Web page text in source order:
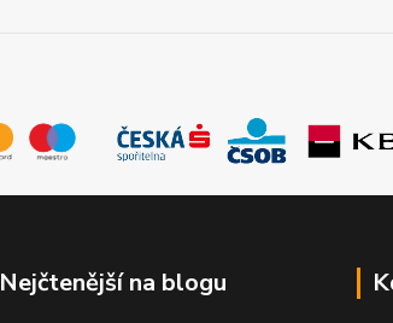
Nejčtenější na blogu